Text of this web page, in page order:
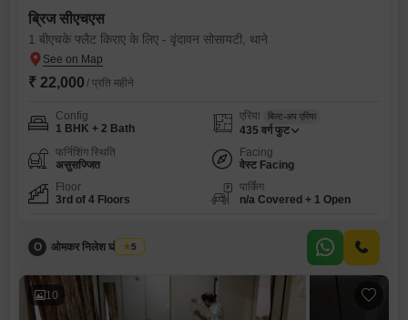
ब्रिज सीएचएस
1 बीएचके फ्लैट किराए के लिए - वृंदावन सोसायटी, थाने
₹ 22,000 / प्रति महीने
Config
1 BHK + 2 Bath
एरिया बिल्ट-अप एरिया
435 वर्ग फुट
फर्निशिंग स्थिति
असुसज्जित
Facing
वेस्ट Facing
Floor
3rd of 4 Floors
पार्किंग
n/a Covered + 1 Open
O ओमकर निलेश घोसलकर
5
10